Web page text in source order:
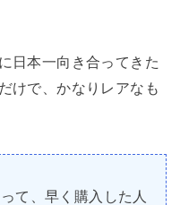
日本一向き合ってきた
けで、かなりレアなも
て、早く購入した人